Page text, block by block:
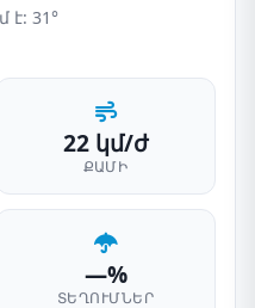
է: 31°
22 կմ/ժ
ՔԱՄԻ
—%
ՏԵՂՈՒՄՆԵՐ